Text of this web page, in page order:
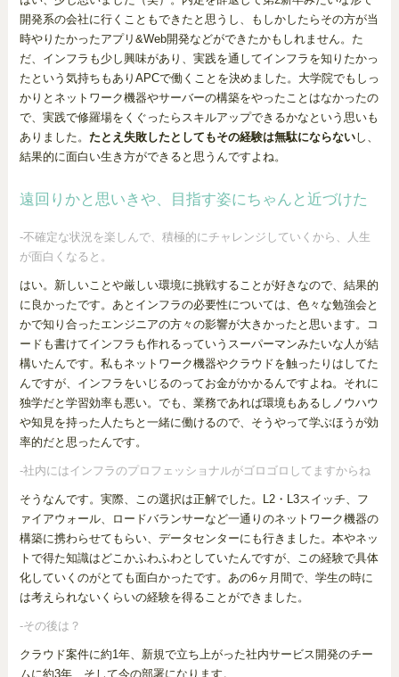
開発系の会社に行くこともできたと思うし、もしかしたらその方が当
時やりたかったアプリ&Web開発などができたかもしれません。た
だ、インフラも少し興味があり、実践を通してインフラを知りたかっ
たという気持ちもありAPCで働くことを決めました。大学院でもしっ
かりとネットワーク機器やサーバーの構築をやったことはなかったの
で、実践で修羅場をくぐったらスキルアップできるかなという思いも
ありました。 たとえ失敗したとしてもその経験は無駄にならないし、
結果的に面白い生き方ができると思うんですよね。
遠回りかと思いきや、目指す姿にちゃんと近づけた
-不確定な状況を楽しんで、積極的にチャレンジしていくから、人生
が面白くなると。
はい。新しいことや厳しい環境に挑戦することが好きなので、結果的
に良かったです。あとインフラの必要性については、色々な勉強会と
かで知り合ったエンジニアの方々の影響が大きかったと思います。コ
ードも書けてインフラも作れるっていうスーパーマンみたいな人が結
構いたんです。私もネットワーク機器やクラウドを触ったりはしてた
んですが、インフラをいじるのってお金がかかるんですよね。それに
独学だと学習効率も悪い。でも、業務であれば環境もあるしノウハウ
や知見を持った人たちと一緒に働けるので、そうやって学ぶほうが効
率的だと思ったんです。
-社内にはインフラのプロフェッショナルがゴロゴロしてますからね
そうなんです。実際、この選択は正解でした。L2・L3スイッチ、フ
ァイアウォール、ロードバランサーなど一通りのネットワーク機器の
構築に携わらせてもらい、データセンターにも行きました。本やネッ
トで得た知識はどこかふわふわとしていたんですが、この経験で具体
化していくのがとても面白かったです。あの6ヶ月間で、学生の時に
は考えられないくらいの経験を得ることができました。
-その後は？
クラウド案件に約1年、新規で立ち上がった社内サービス開発のチー
ムに約3年、そして今の部署になります。